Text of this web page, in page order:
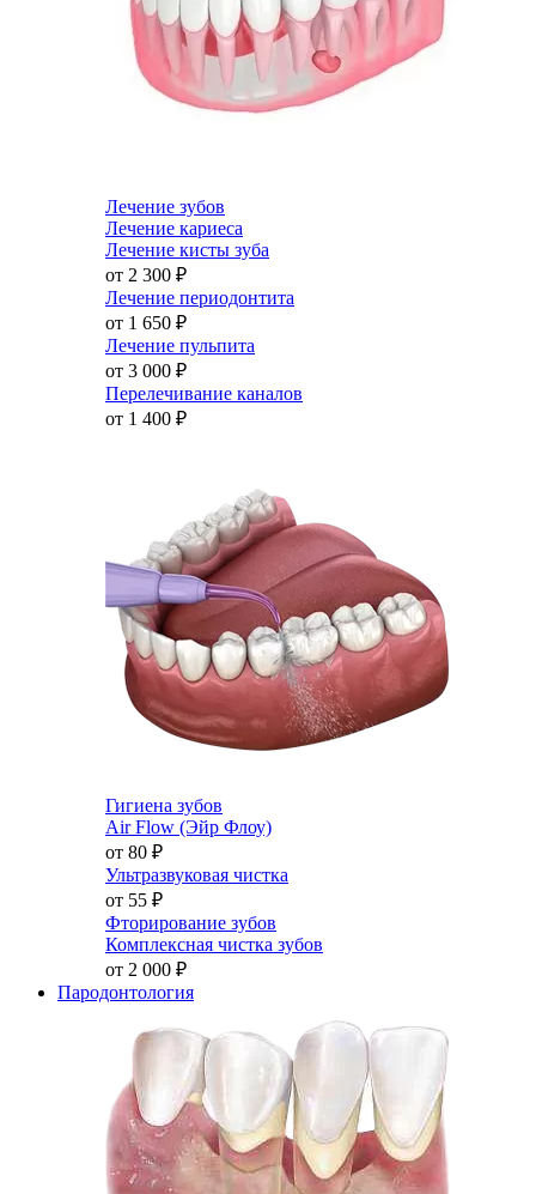
Лечение зубов
Лечение кариеса
Лечение кисты зуба
от 2 300 ₽
Лечение периодонтита
от 1 650 ₽
Лечение пульпита
от 3 000 ₽
Перелечивание каналов
от 1 400 ₽
Гигиена зубов
Air Flow (Эйр Флоу)
от 80 ₽
Ультразвуковая чистка
от 55 ₽
Фторирование зубов
Комплексная чистка зубов
от 2 000 ₽
Пародонтология